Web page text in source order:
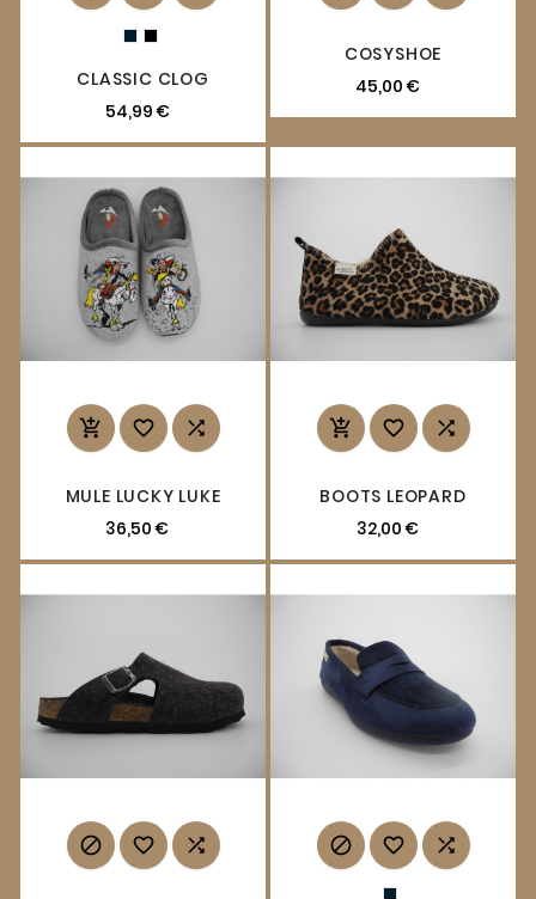
CLASSIC CLOG
54,99 €
COSYSHOE
45,00 €
  
MULE LUCKY LUKE
36,50 €
  
BOOTS LEOPARD
32,00 €
     